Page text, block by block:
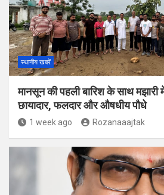
स्थानीय खबरें
मानसून की पहली बारिश के साथ
छायादार, फलदार और औषधीय पौधे
1 week ago Rozanaaajtak